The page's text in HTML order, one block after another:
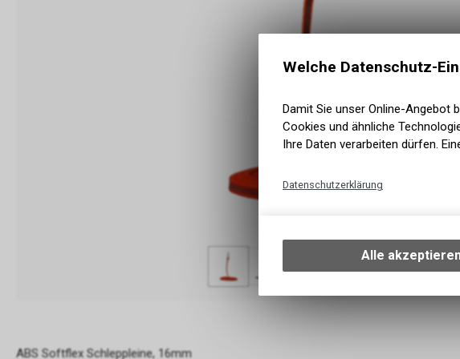
ABS Softflex Schleppleine, 16mm
Welche Datenschutz-
Damit Sie unser Online-Angebot
Cookies und ähnliche
Ihre Daten verarbeiten dürfen.
Datenschutzerklärung
Ihrem Gerät, um
Verwendung des
zulassen.
Alle